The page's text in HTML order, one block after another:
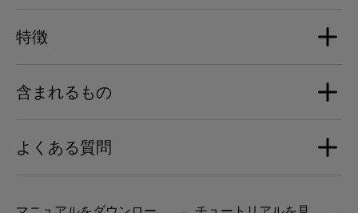
デジタル・アナログ変換
THD: -112dB
プロセッサ
2 x 4.3 kg
最大サウンドレベル
2 x 400ワットRMS
特徴
同期
含まれるもの
2x Power cords
よくある質問